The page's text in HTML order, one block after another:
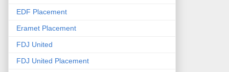
EDF Placement
Eramet Placement
FDJ United
FDJ United Placement